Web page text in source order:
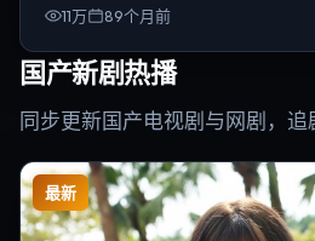
11万 89个月前
国产新剧热播
同步更新国产电视剧与网剧，追
最新